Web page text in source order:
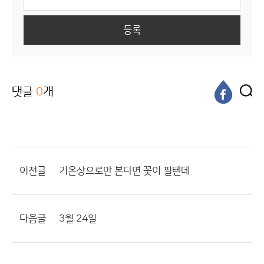
등록
댓글 0개
이전글 기온상으로만 본다면 꽃이 필텐데
다음글 3월 24일